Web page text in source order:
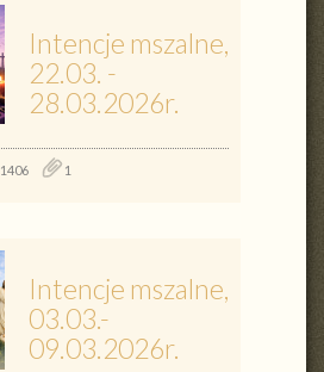
Intencje mszalne,
22.03. -
28.03.2026r.
1406 1
Intencje mszalne,
03.03.-
09.03.2026r.